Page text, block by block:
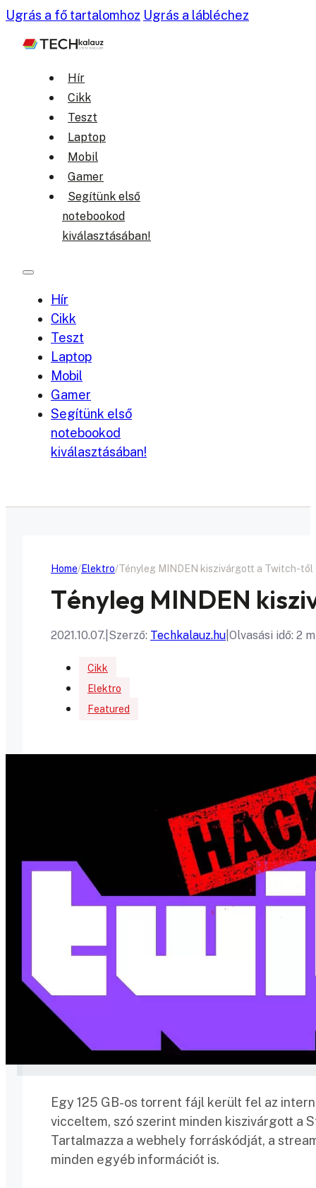
Ugrás a fő tartalomhoz Ugrás a lábléchez
Hír
Cikk
Teszt
Laptop
Mobil
Gamer
Segítünk első
notebookod
kiválasztásában!
Hír
Cikk
Teszt
Laptop
Mobil
Gamer
Segítünk első
notebookod
kiválasztásában!
Home Elektro Tényleg MINDEN kiszivárgott a Twitch-től
Tényleg MINDEN
2021.10.07. Szerző: Techkalauz.hu Olvasási idő: 2
Cikk
Elektro
Featured
Egy 125 GB-os torrent fájl került fel az
vicceltem, szó szerint minden kiszivárgott a
Tartalmazza a webhely forráskódját, a
minden egyéb információt is.